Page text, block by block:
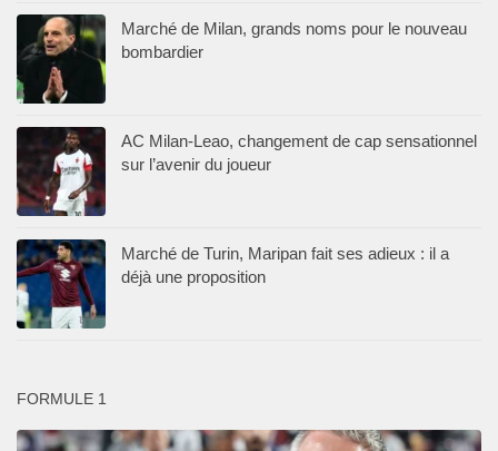
Marché de Milan, grands noms pour le nouveau
bombardier
AC Milan-Leao, changement de cap sensationnel
sur l’avenir du joueur
Marché de Turin, Maripan fait ses adieux : il a
déjà une proposition
FORMULE 1